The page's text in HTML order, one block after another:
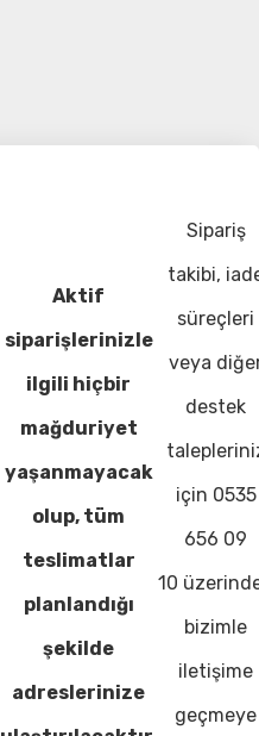
Aktif
siparişlerinizle
ilgili hiçbir
mağduriyet
yaşanmayacak
olup, tüm
teslimatlar
planlandığı
şekilde
adreslerinize
Sipariş
takibi,
süreçleri
veya
destek
için 0535
656 09
10
bizimle
iletişime
geçmeye